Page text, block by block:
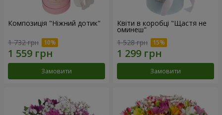
Композиція "Ніжний дотик"
1 732 грн
Замовити
Квіти в коробці "Щастя не
оминеш"
1 528 грн
Замовити